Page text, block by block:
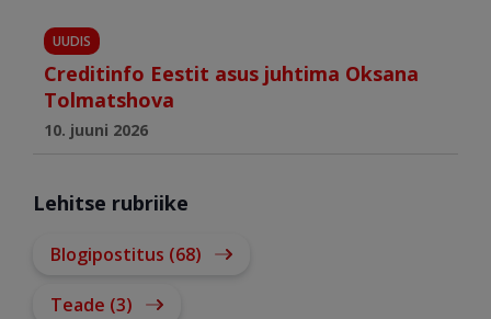
UUDIS
Creditinfo Eestit asus juhtima Oksana
Tolmatshova
10. juuni 2026
Lehitse rubriike
Blogipostitus (68)
Teade (3)